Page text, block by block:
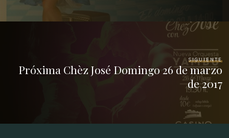
SIGUIENTE
Próxima Chèz José Domingo 26 de marzo
de 2017